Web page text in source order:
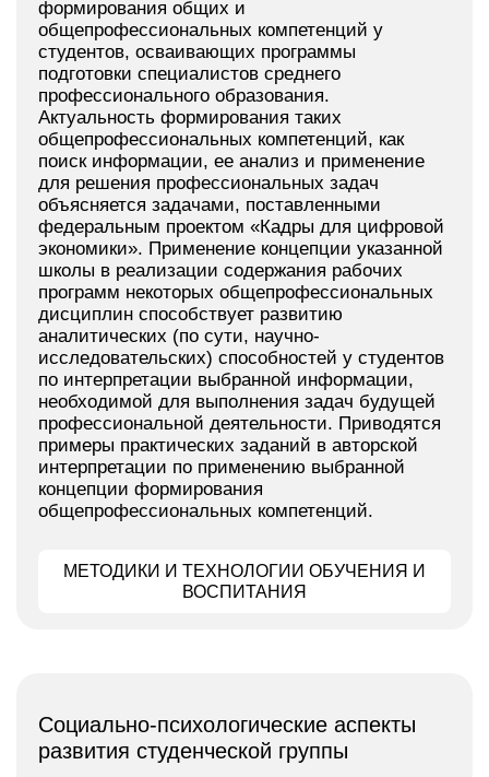
формирования общих и
общепрофессиональных компетенций у
студентов, осваивающих программы
подготовки специалистов среднего
профессионального образования.
Актуальность формирования таких
общепрофессиональных компетенций, как
поиск информации, ее анализ и применение
для решения профессиональных задач
объясняется задачами, поставленными
федеральным проектом «Кадры для цифровой
экономики». Применение концепции указанной
школы в реализации содержания рабочих
программ некоторых общепрофессиональных
дисциплин способствует развитию
аналитических (по сути, научно-
исследовательских) способностей у студентов
по интерпретации выбранной информации,
необходимой для выполнения задач будущей
профессиональной деятельности. Приводятся
примеры практических заданий в авторской
интерпретации по применению выбранной
концепции формирования
общепрофессиональных компетенций.
МЕТОДИКИ И ТЕХНОЛОГИИ ОБУЧЕНИЯ И
ВОСПИТАНИЯ
Социально-психологические аспекты
развития студенческой группы